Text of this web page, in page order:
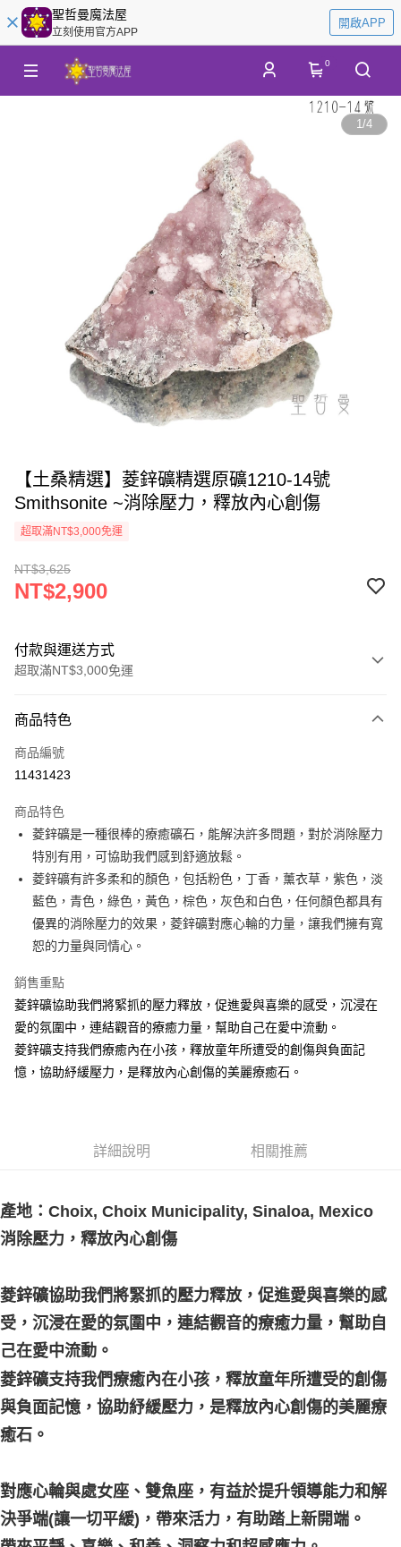
聖哲曼魔法屋
立刻使用官方APP
開啟APP
0
1/4
【土桑精選】菱鋅礦精選原礦1210-14號
Smithsonite ~消除壓力，釋放內心創傷
超取滿NT$3,000免運
NT$3,625
NT$2,900
付款與運送方式
超取滿NT$3,000免運
信用卡一次付款
超商取貨付款
Apple Pay
街口支付
悠遊付
ATM付款
全家取貨付款
每筆NT$80，滿NT$3,000(含以上)免運費
7-11取貨付款
每筆NT$80，滿NT$3,000(含以上)免運費
付款後門市自取
商品特色
商品編號
11431423
商品特色
菱鋅礦是一種很棒的療癒礦石，能解決許多問題，對於消除壓力
特別有用，可協助我們感到舒適放鬆。
菱鋅礦有許多柔和的顏色，包括粉色，丁香，薰衣草，紫色，淡
藍色，青色，綠色，黃色，棕色，灰色和白色，任何顏色都具有
優異的消除壓力的效果，菱鋅礦對應心輪的力量，讓我們擁有寬
恕的力量與同情心。
銷售重點
菱鋅礦協助我們將緊抓的壓力釋放，促進愛與喜樂的感受，沉浸在
愛的氛圍中，連結觀音的療癒力量，幫助自己在愛中流動。
菱鋅礦支持我們療癒內在小孩，釋放童年所遭受的創傷與負面記
憶，協助紓緩壓力，是釋放內心創傷的美麗療癒石。
詳細說明 相關推薦
產地：Choix, Choix Municipality, Sinaloa, Mexico
消除壓力，釋放內心創傷
菱鋅礦協助我們將緊抓的壓力釋放，促進愛與喜樂的感
受，沉浸在愛的氛圍中，連結觀音的療癒力量，幫助自
己在愛中流動。
菱鋅礦支持我們療癒內在小孩，釋放童年所遭受的創傷
與負面記憶，協助紓緩壓力，是釋放內心創傷的美麗療
癒石。
對應心輪與處女座、雙魚座，有益於提升領導能力和解
決爭端(讓一切平緩)，帶來活力，有助踏上新開端。